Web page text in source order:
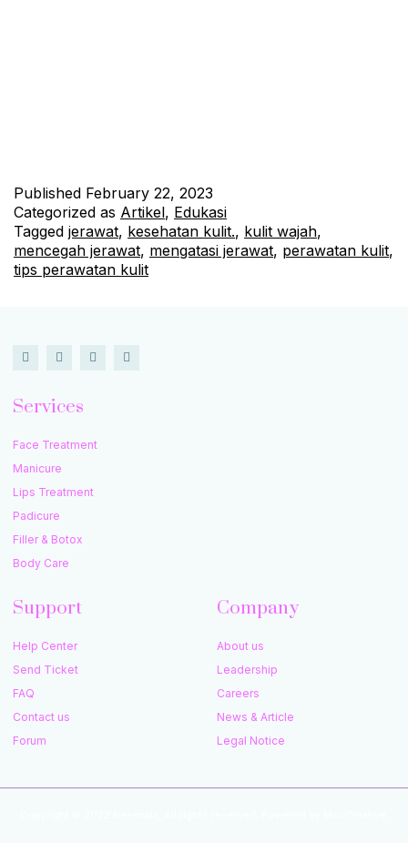
Published February 22, 2023
Categorized as Artikel, Edukasi
Tagged jerawat, kesehatan kulit., kulit wajah,
mencegah jerawat, mengatasi jerawat, perawatan kulit,
tips perawatan kulit
Services
Face Treatment
Manicure
Lips Treatment
Padicure
Filler & Botox
Body Care
Support
Help Center
Send Ticket
FAQ
Contact us
Forum
Company
About us
Leadership
Careers
News & Article
Legal Notice